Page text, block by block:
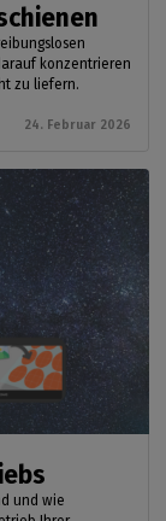
konzentrieren
zu liefern.
24. Februar 2026
und wie